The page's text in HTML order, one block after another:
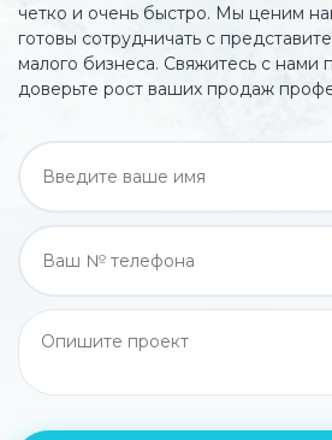
четко и очень быстро. Мы ценим
готовы сотрудничать с
малого бизнеса. Свяжитесь с нами
доверьте рост ваших продаж